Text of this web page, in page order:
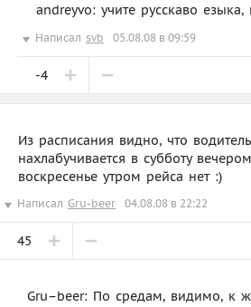
andreyvo: учите русскаво езыка,
Написал svb 05.08.08 в 09:59
-4
Из расписания видно, что
нахлабучивается в субботу
воскресенье утром рейса нет :)
Написал Gru-beer 04.08.08 в 22:22
45
Gru–beer: По средам, видимо, к